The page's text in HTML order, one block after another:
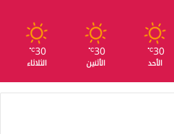
30
℃
الأحد
30
℃
الأثنين
30
℃
الثلاثاء